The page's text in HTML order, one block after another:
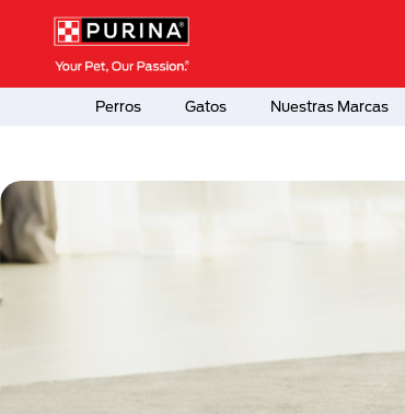
Pasar al contenido principal
Menú Secundario Purina
Menú Principal Purina
Perros Gatos Nuestras Marcas